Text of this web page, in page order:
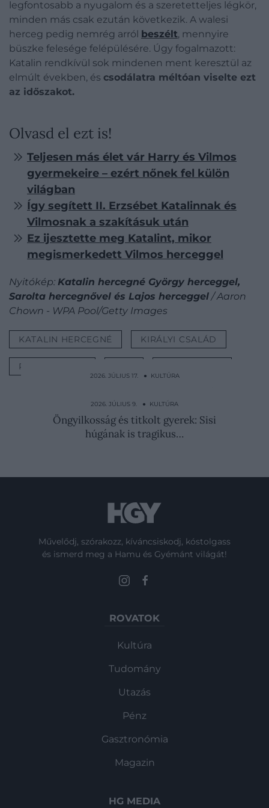
legfontosabb a nyugalom és a szeretetteljes légkör,
minden más csak ezután következik. A walesi
herceg pedig nemrég arról beszélt, mennyire
büszke felesége felépülésére. Úgy fogalmazott:
Katalin rendkívül sok mindenen ment keresztül az
elmúlt években, és csodálatra méltóan viselte ezt
az időszakot.
Olvasd el ezt is!
Teljesen más élet vár Harry és Vilmos
gyermekeire – ezért nőnek fel külön
világban
Így segített II. Erzsébet Katalinnak és
Vilmosnak a szakításuk után
Ez ijesztette meg Katalint, mikor
megismerkedett Vilmos herceggel
Nyitókép: Katalin hercegné György herceggel,
Sarolta hercegnővel és Lajos herceggel/ Aaron
Chown - WPA Pool/Getty Images
KATALIN HERCEGNÉ KIRÁLYI CSALÁD
ROYAL FAMILY
2026. JÚLIUS 17. ● KULTÚRA
végül alvajárás…
2026. JÚLIUS 9. ● KULTÚRA
Öngyilkosság és titkolt gyerek: Sisi
húgának is tragikus…
Művelődj, szórakozz, kíváncsiskodj, kóstolgass
és ismerd meg a Hamu és Gyémánt világát!
ROVATOK
Kultúra
Tudomány
Utazás
Pénz
Gasztronómia
Magazin
HG MEDIA